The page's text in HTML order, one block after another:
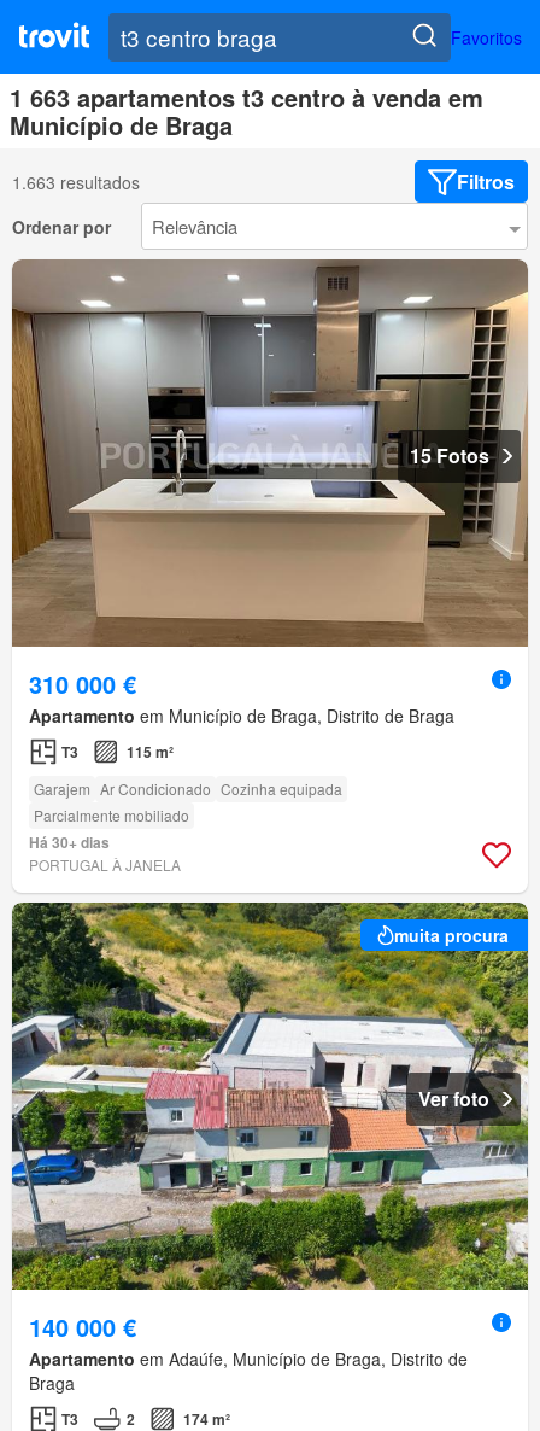
Favoritos
1 663 apartamentos t3 centro à venda em
Município de Braga
1.663 resultados Filtros
Ordenar por
15 Fotos
310 000 €
Apartamento em Município de Braga, Distrito de Braga
T3 115 m²
Garajem Ar Condicionado Cozinha equipada
Parcialmente mobiliado
Há 30+ dias
PORTUGAL À JANELA
muita procura
Ver foto
140 000 €
Apartamento em Adaúfe, Município de Braga, Distrito de
Braga
T3 2
174 m²